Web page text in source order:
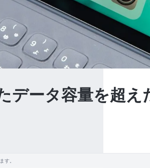
データ容量を超
す。